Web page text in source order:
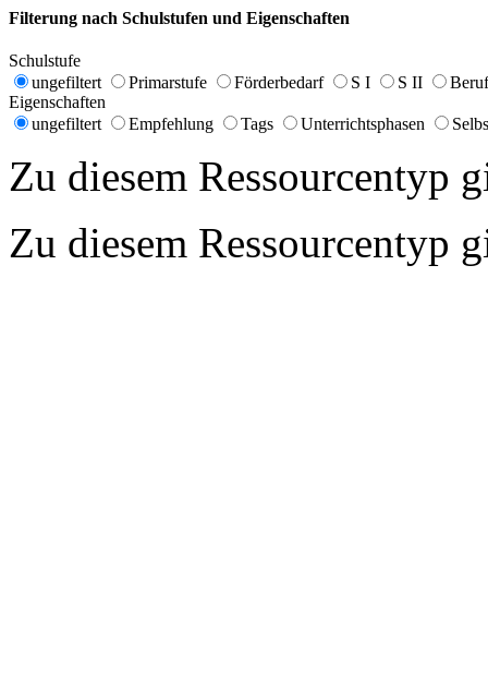
Filterung nach Schulstufen und Eigenschaften
Schulstufe
ungefiltert
Primarstufe Förderbedarf S I S II
Eigenschaften
ungefiltert
Empfehlung Tags Unterrichtsphasen
Zu diesem Ressourcentyp
Zu diesem Ressourcentyp